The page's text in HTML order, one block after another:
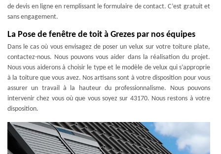
de devis en ligne en remplissant le formulaire de contact. C’est gratuit et
sans engagement.
La Pose de fenêtre de toit à Grezes par nos équipes
Dans le cas où vous envisagez de poser un velux sur votre toiture plate,
contactez-nous. Nous pouvons vous aider dans la réalisation du projet.
Nous vous aiderons à choisir le type et le modèle de velux qui s’approprie
à la toiture que vous avez. Nos artisans sont à votre disposition pour vous
assurer un travail à la hauteur du professionnalisme. Nous pouvons
intervenir chez vous où que vous soyez sur 43170. Nous restons à votre
disposition.